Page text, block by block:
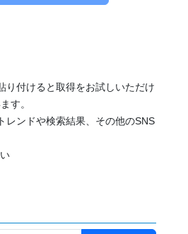
付けると取得をお試しいただけ
す。
レンドや検索結果、その他のSNS